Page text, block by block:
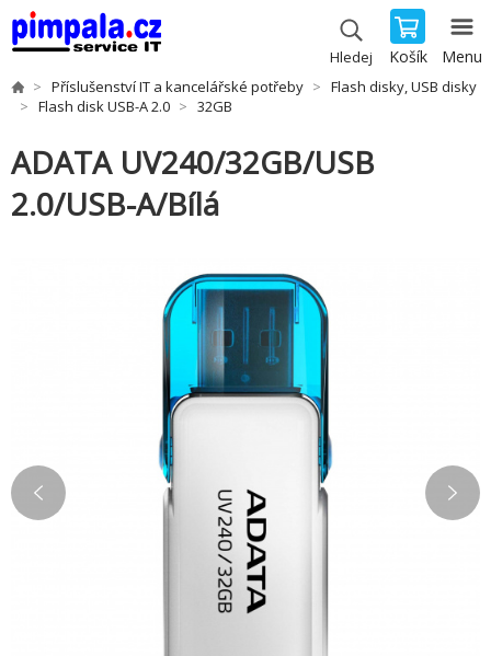
Hledej Košík Menu
Příslušenství IT a kancelářské potřeby
Flash disky, USB disky
Flash disk USB-A 2.0
32GB
ADATA UV240/32GB/USB
2.0/USB-A/Bílá